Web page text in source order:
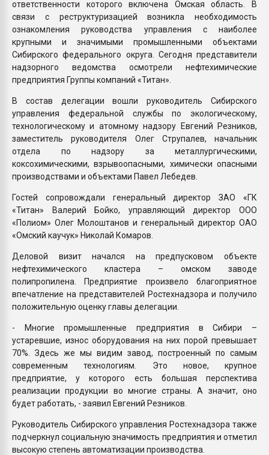
ответственности которого включена Омская область. В
связи с реструктуризацией возникла необходимость
ознакомления руководства управления с наиболее
крупными и значимыми промышленными объектами
Сибирского федерального округа. Сегодня представители
надзорного ведомства осмотрели нефтехимические
предприятия Группы компаний «Титан».
В состав делегации вошли руководитель Сибирского
управления федеральной службы по экологическому,
технологическому и атомному надзору Евгений Резников,
заместитель руководителя Олег Струпалев, начальник
отдела по надзору за металлургическими,
коксохимическими, взрывоопасными, химически опасными
производствами и объектами Павел Лебедев.
Гостей сопровождали генеральный директор ЗАО «ГК
«Титан» Валерий Бойко, управляющий директор ООО
«Полиом» Олег Молоштанов и генеральный директор ОАО
«Омский каучук» Николай Комаров.
Деловой визит начался на предпусковом объекте
нефтехимического кластера – омском заводе
полипропилена. Предприятие произвело благоприятное
впечатление на представителей Ростехнадзора и получило
положительную оценку главы делегации.
- Многие промышленные предприятия в Сибири –
устаревшие, износ оборудования на них порой превышает
70%. Здесь же мы видим завод, построенный по самым
современным технологиям. Это новое, крупное
предприятие, у которого есть большая перспектива
реализации продукции во многие страны. А значит, оно
будет работать, - заявил Евгений Резников.
Руководитель Сибирского управления Ростехнадзора также
подчеркнул социальную значимость предприятия и отметил
высокую степень автоматизации производства.